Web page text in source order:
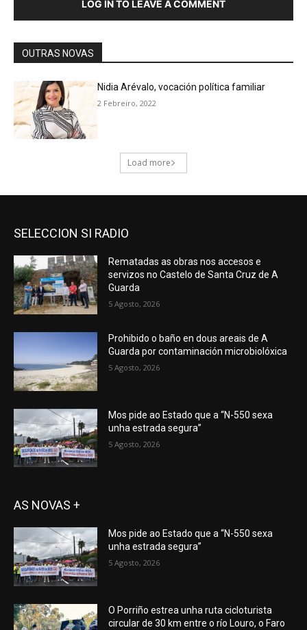
SELECCION SI RADIO
Rematadas as obras nos accesos e
servizos no Castelo de Santa Cruz de A
Guarda
5 Agosto, 2026
Prohibido o baño en dous areais de A
Guarda por contaminación microbiolóxica
5 Agosto, 2026
Mos pide ao Estado que a “N-550 sexa
unha estrada segura”
5 Agosto, 2026
AS NOVAS +
Mos pide ao Estado que a “N-550 sexa
unha estrada segura”
5 Agosto, 2026
O Porriño estrea unha ruta cicloturista
circular de 30 km entre o río Louro, o Faro